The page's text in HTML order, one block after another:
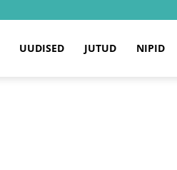
UUDISED JUTUD NIPID